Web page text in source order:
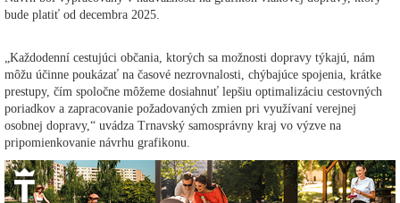
bude platiť od decembra 2025.
„Každodenní cestujúci občania, ktorých sa možnosti dopravy týkajú, nám
môžu účinne poukázať na časové nezrovnalosti, chýbajúce spojenia, krátke
prestupy, čím spoločne môžeme dosiahnuť lepšiu optimalizáciu cestovných
poriadkov a zapracovanie požadovaných zmien pri využívaní verejnej
osobnej dopravy,“ uvádza Trnavský samosprávny kraj vo výzve na
pripomienkovanie návrhu grafikonu.